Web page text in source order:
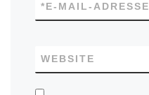
E-MAIL-ADRESSE
*
WEBSITE